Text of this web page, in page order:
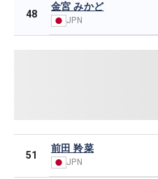
48
金宮 みかど
JPN
51
前田 羚菜
JPN